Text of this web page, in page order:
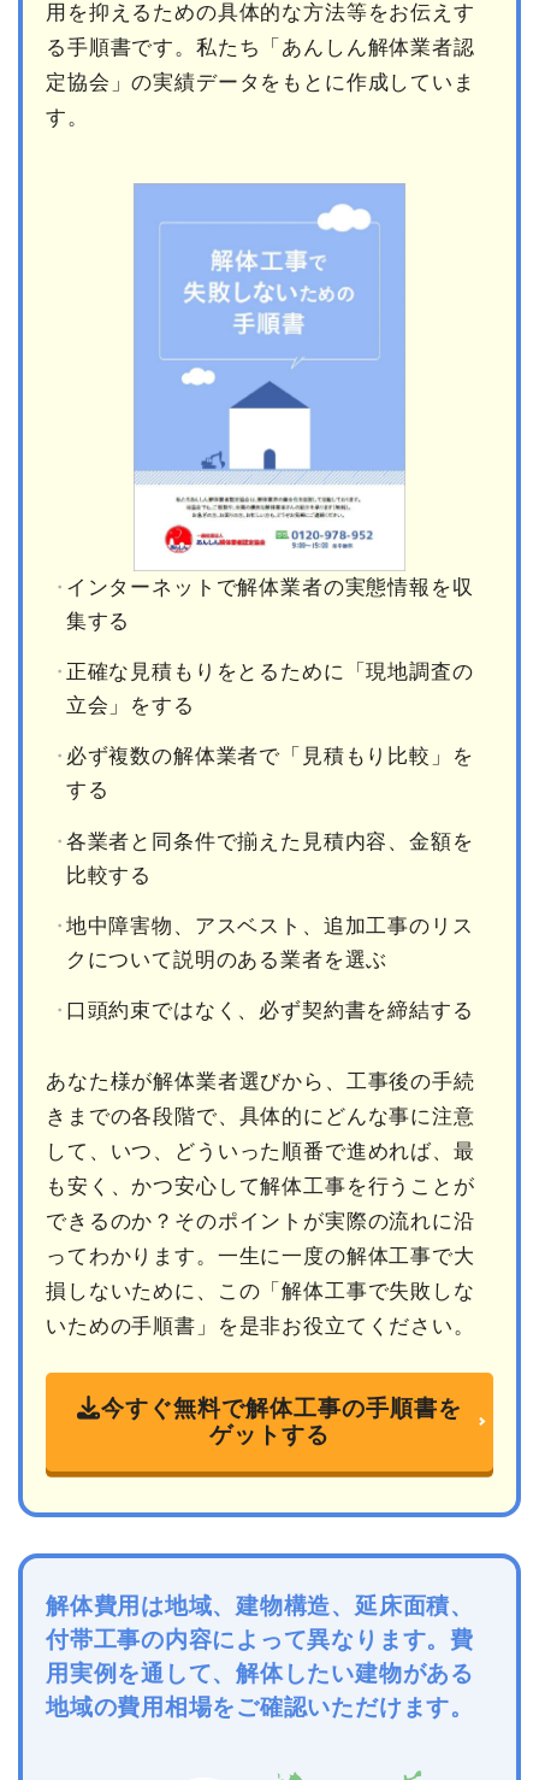
用を抑えるための具体的な方法等をお伝えす
る手順書です。私たち「あんしん解体業者認
定協会」の実績データをもとに作成していま
す。
インターネットで解体業者の実態情報を収
集する
正確な見積もりをとるために「現地調査の
立会」をする
必ず複数の解体業者で「見積もり比較」を
する
各業者と同条件で揃えた見積内容、金額を
比較する
地中障害物、アスベスト、追加工事のリス
クについて説明のある業者を選ぶ
口頭約束ではなく、必ず契約書を締結する
あなた様が解体業者選びから、工事後の手続
きまでの各段階で、具体的にどんな事に注意
して、いつ、どういった順番で進めれば、最
も安く、かつ安心して解体工事を行うことが
できるのか？そのポイントが実際の流れに沿
ってわかります。一生に一度の解体工事で大
損しないために、この「解体工事で失敗しな
いための手順書」を是非お役立てください。
今すぐ無料で解体工事の手順書を
ゲットする
解体費用は地域、建物構造、延床面積、
付帯工事の内容によって異なります。費
用実例を通して、解体したい建物がある
地域の費用相場をご確認いただけます。